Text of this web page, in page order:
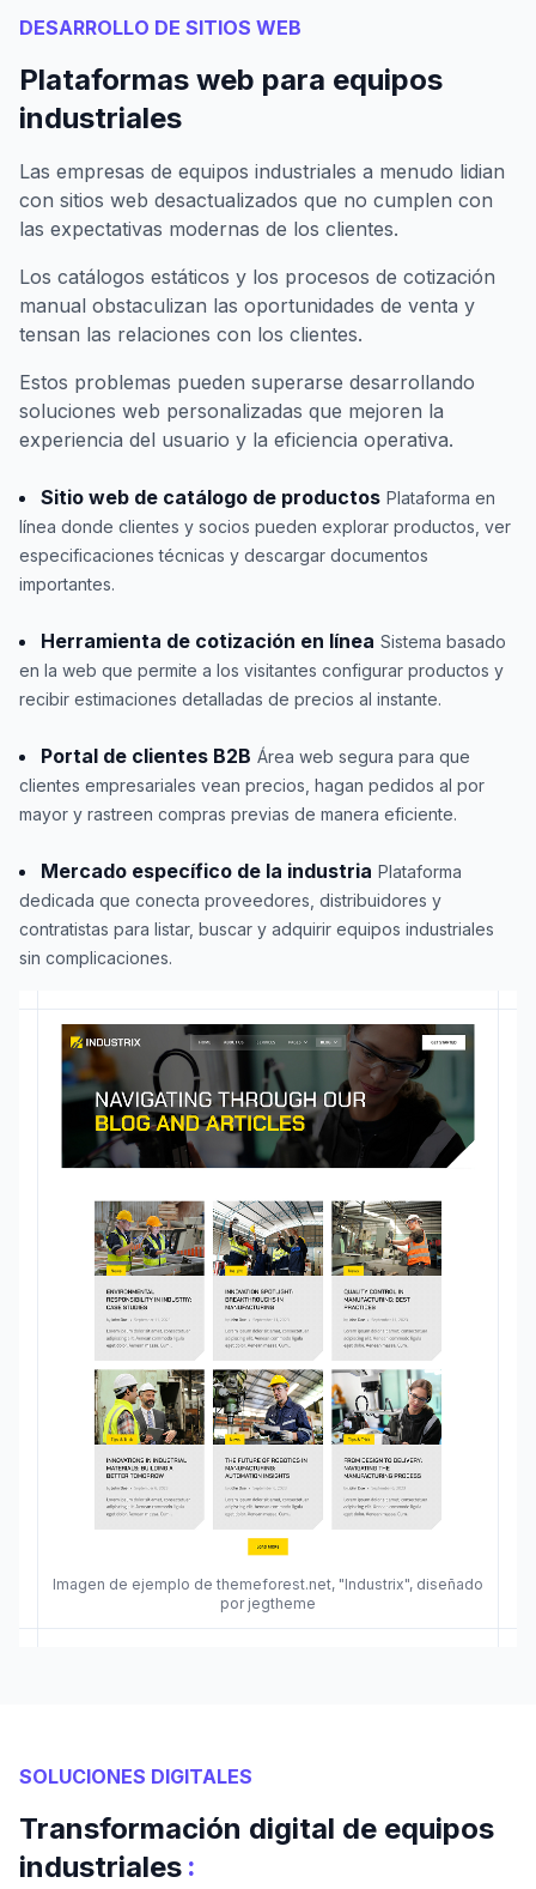
Imagen de ejemplo de themeforest.net, "Industrix", diseñado
por jegtheme
DESARROLLO DE SITIOS WEB
Plataformas web para equipos
industriales
Las empresas de equipos industriales a menudo lidian
con sitios web desactualizados que no cumplen con
las expectativas modernas de los clientes.
Los catálogos estáticos y los procesos de cotización
manual obstaculizan las oportunidades de venta y
tensan las relaciones con los clientes.
Estos problemas pueden superarse desarrollando
soluciones web personalizadas que mejoren la
experiencia del usuario y la eficiencia operativa.
Sitio web de catálogo de productos Plataforma en
línea donde clientes y socios pueden explorar productos, ver
especificaciones técnicas y descargar documentos
importantes.
Herramienta de cotización en línea Sistema basado
en la web que permite a los visitantes configurar productos y
recibir estimaciones detalladas de precios al instante.
Portal de clientes B2B Área web segura para que
clientes empresariales vean precios, hagan pedidos al por
mayor y rastreen compras previas de manera eficiente.
Mercado específico de la industria Plataforma
dedicada que conecta proveedores, distribuidores y
contratistas para listar, buscar y adquirir equipos industriales
sin complicaciones.
SOLUCIONES DIGITALES
Transformación digital de equipos
industriales :